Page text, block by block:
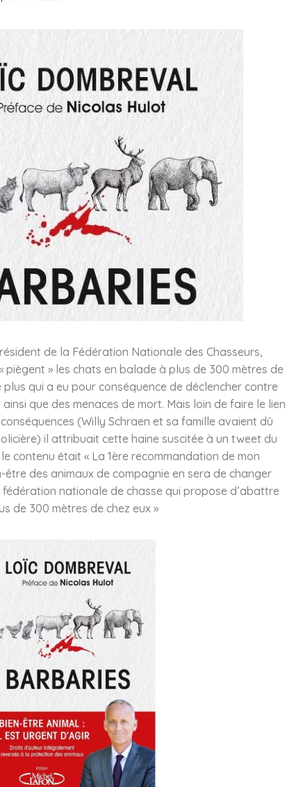
de la Fédération Nationale des Chasseurs,
piègent » les chats en balade à plus de 300 mètres de
qui a eu pour conséquence de déclencher contre
que des menaces de mort. Mais loin de faire le lien
(Willy Schraen et sa famille avaient dû
il attribuait cette haine suscitée à un tweet du
contenu était « La 1ère recommandation de mon
des animaux de compagnie en sera de changer
nationale de chasse qui propose d’abattre
de 300 mètres de chez eux »